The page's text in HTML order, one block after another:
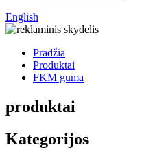
English
Pradžia
Produktai
FKM guma
produktai
Kategorijos